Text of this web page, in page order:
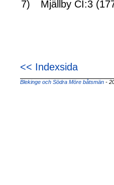
7) Mjällby CI:3
<< Indexsida
Blekinge och Södra Möre båtsmän -